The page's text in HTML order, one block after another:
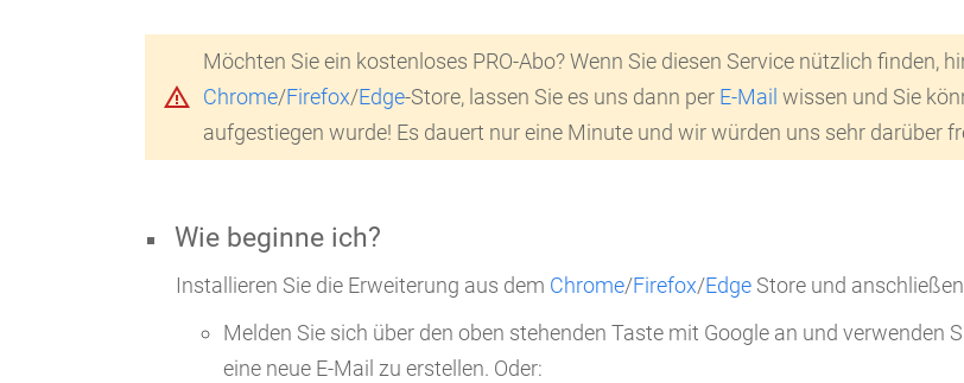
warning_amber
Möchten Sie ein kostenloses PRO-Abo? Wenn Sie diesen Service nützlich finden,
Chrome/Firefox/Edge-Store, lassen Sie es uns dann per E-Mail wissen und Sie
aufgestiegen wurde! Es dauert nur eine Minute und wir würden uns sehr darüber
Wie beginne ich?
Installieren Sie die Erweiterung aus dem Chrome/Firefox/Edge Store und
Melden Sie sich über den oben stehenden Taste mit Google an und verwenden
eine neue E-Mail zu erstellen. Oder: